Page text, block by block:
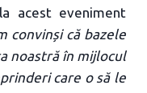
acest eveniment
convinși că bazele
noastră în mijlocul
care o să le